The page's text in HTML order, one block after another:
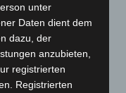
unter
Daten dient dem
dazu, der
anzubieten,
registrierten
Registrierten